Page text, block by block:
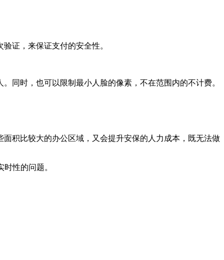
证，来保证支付的安全性。
同时，也可以限制最小人脸的像素，不在范围内的不计费。
积比较大的办公区域，又会提升安保的人力成本，既无法做
性的问题。